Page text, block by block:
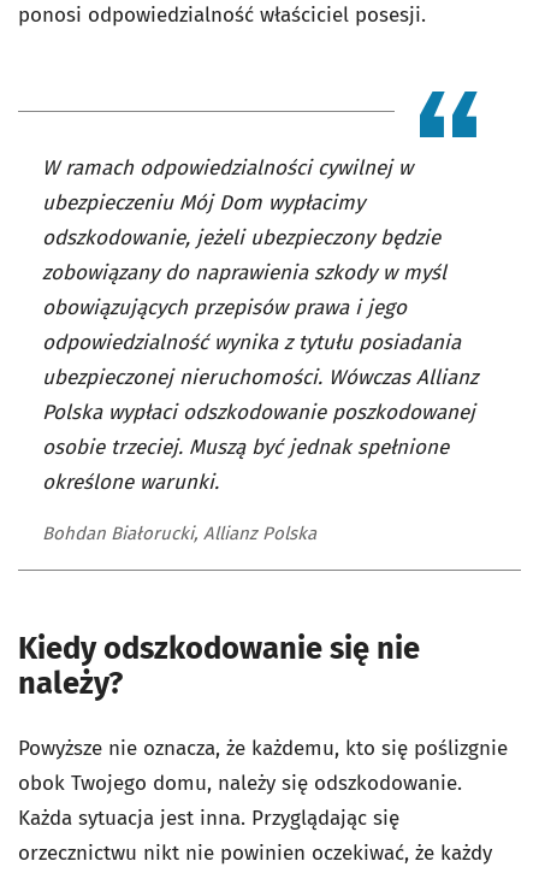
ponosi odpowiedzialność właściciel posesji.
W ramach odpowiedzialności cywilnej w
ubezpieczeniu Mój Dom wypłacimy
odszkodowanie, jeżeli ubezpieczony będzie
zobowiązany do naprawienia szkody w myśl
obowiązujących przepisów prawa i jego
odpowiedzialność wynika z tytułu posiadania
ubezpieczonej nieruchomości. Wówczas Allianz
Polska wypłaci odszkodowanie poszkodowanej
osobie trzeciej. Muszą być jednak spełnione
określone warunki.
Bohdan Białorucki, Allianz Polska
Kiedy odszkodowanie się nie
należy?
Powyższe nie oznacza, że każdemu, kto się poślizgnie
obok Twojego domu, należy się odszkodowanie.
Każda sytuacja jest inna. Przyglądając się
orzecznictwu nikt nie powinien oczekiwać, że każdy